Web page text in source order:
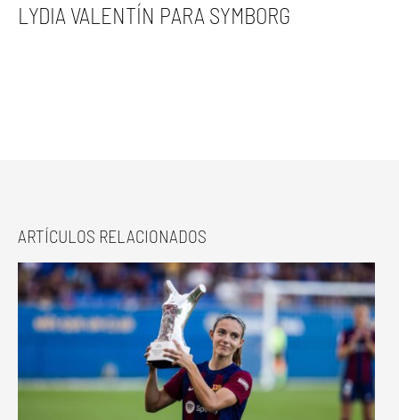
LYDIA VALENTÍN PARA SYMBORG
ARTÍCULOS RELACIONADOS